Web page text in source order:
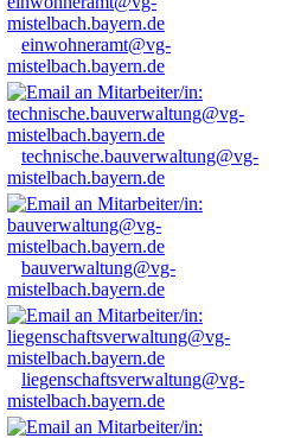
einwohneramt@vg-
mistelbach.bayern.de
technische.bauverwaltung@vg-
mistelbach.bayern.de
bauverwaltung@vg-
mistelbach.bayern.de
liegenschaftsverwaltung@vg-
mistelbach.bayern.de